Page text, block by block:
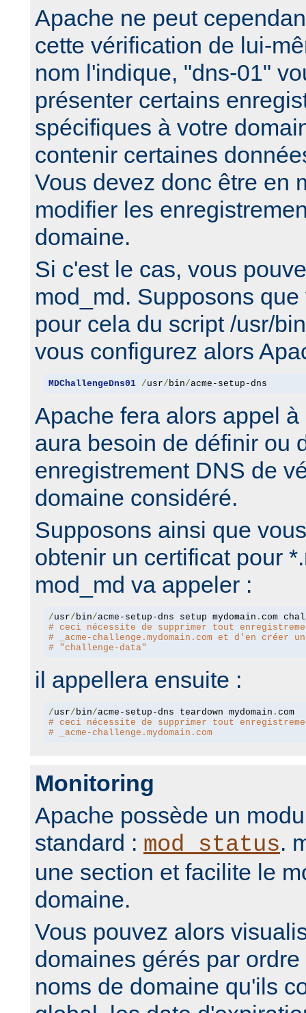
Apache ne peut
cette vérification de lui-
nom l'indique, "dns-01"
présenter certains
spécifiques à votre
contenir certaines
Vous devez donc être en
modifier les
domaine.
Si c'est le cas, vous
mod_md. Supposons
pour cela du script /usr/
vous configurez alors
MDChallengeDns01 /usr/ bin/acme-setup-dns
Apache fera alors appel
aura besoin de définir ou
enregistrement DNS de
domaine considéré.
Supposons ainsi que
obtenir un certificat pour
mod_md va appeler :
/usr/ bin/acme-setup-dns setup mydomain .
# ceci nécessite de supprimer tout
# _acme-challenge.mydomain.com et d'en créer
# "challenge-data"
il appellera ensuite :
/usr/ bin/acme-setup-dns teardown mydomain .
com
# ceci nécessite de supprimer tout
# _acme-challenge.mydomain.com
Monitoring
Apache possède un
standard : mod_status.
une section et facilite le
domaine.
Vous pouvez alors
domaines gérés par
noms de domaine qu'ils